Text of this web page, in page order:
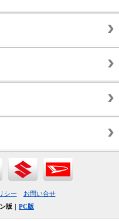
シー
お問い合せ
版 ｜ PC版